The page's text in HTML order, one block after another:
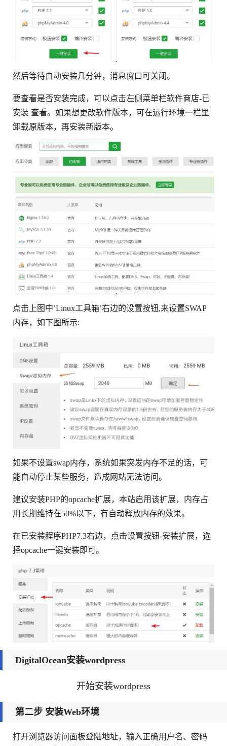
然后等待自动安装几分钟，消息窗口可关闭。
要查看是否安装完成，可以点击左侧菜单栏软件商店-已
安装 查看。如果想更改软件版本，可在运行环境一栏里
卸载原版本，再安装新版本。
点击上图中’Linux工具箱’右边的设置按钮,来设置SWAP
内存，如下图所示:
如果不设置swap内存，系统如果突发内存不足的话，可
能自动停止某些服务，造成网站无法访问。
建议安装PHP的opcache扩展，本站启用该扩展，内存占
用长期维持在50%以下，有自动释放内存的效果。
在已安装程序PHP7.3右边，点击设置按钮-安装扩展，选
择opcache一键安装即可。
DigitalOcean安装wordpress
开始安装wordpress
第二步 安装Web环境
打开浏览器访问面板登陆地址，输入正确用户名、密码